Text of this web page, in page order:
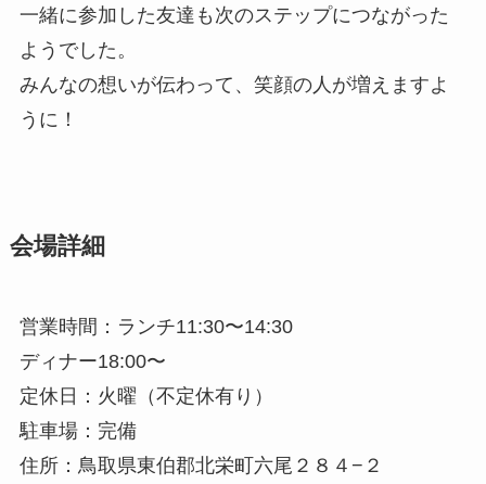
一緒に参加した友達も次のステップにつながった
ようでした。
みんなの想いが伝わって、笑顔の人が増えますよ
うに！
会場詳細
営業時間：ランチ11:30〜14:30
ディナー18:00〜
定休日：火曜（不定休有り）
駐車場：完備
住所：鳥取県東伯郡北栄町六尾２８４−２